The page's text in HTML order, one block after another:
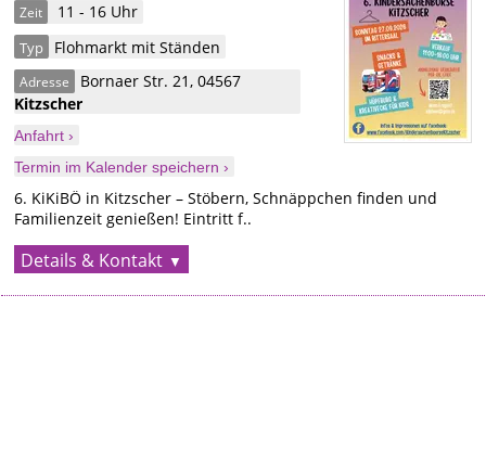
Zeit 11 - 16 Uhr
Typ Flohmarkt mit Ständen
Adresse Bornaer Str. 21,04567
Kitzscher
Anfahrt ›
Termin im Kalender speichern ›
6. KiKiBÖ in Kitzscher – Stöbern, Schnäppchen finden und
Familienzeit genießen! Eintritt f..
Details & Kontakt